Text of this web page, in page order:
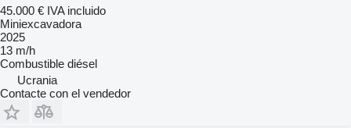
45.000 € IVA incluido
Miniexcavadora
2025
13 m/h
Combustible diésel
Ucrania
Contacte con el vendedor